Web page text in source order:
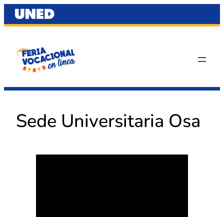
Saltar
al
Sede Universitaria Osa